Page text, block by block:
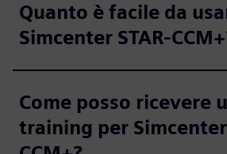
Quanto è facile da
Simcenter STAR-
Come posso ricevere
training per Simcenter